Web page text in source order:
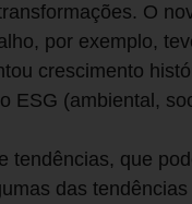
O
por exemplo,
crescimento
ESG (ambiental,
tendências, que
das